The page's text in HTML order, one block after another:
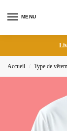
MENU
Accueil / Type de